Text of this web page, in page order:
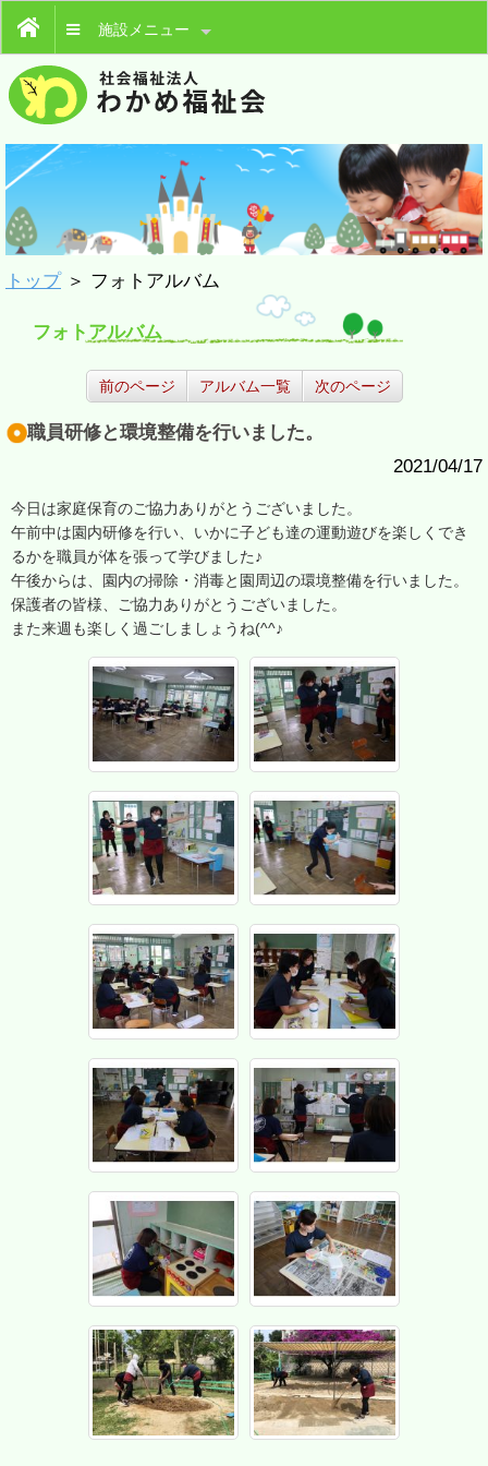
施設メニュー
トップ＞ フォトアルバム
フォトアルバム
前のページ アルバム一覧 次のページ
職員研修と環境整備を行いました。
2021/04/17
今日は家庭保育のご協力ありがとうございました。
午前中は園内研修を行い、いかに子ども達の運動遊びを楽しくでき
るかを職員が体を張って学びました♪
午後からは、園内の掃除・消毒と園周辺の環境整備を行いました。
保護者の皆様、ご協力ありがとうございました。
また来週も楽しく過ごしましょうね(^^♪